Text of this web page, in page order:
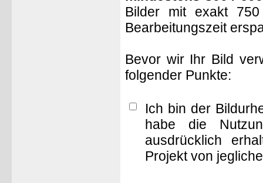
Bilder mit exakt
Bearbeitungszeit
Bevor wir Ihr Bild
folgender Punkte:
Ich bin der
habe die
ausdrücklich
Projekt von